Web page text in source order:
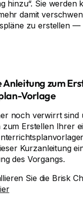
hinzu“. Sie werden
damit
zu erstellen —
zum
Vorlage
noch verwirrt sind
Erstellen Ihrer
Kurzanleitung
des Vorgangs.
Sie die Brisk